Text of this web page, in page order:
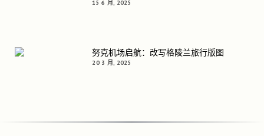
15 6 月, 2025
努克机场启航：改写格陵兰旅行版图
20 3 月, 2025